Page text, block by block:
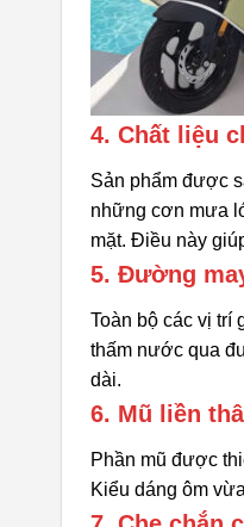
4. Chất liệu
Sản phẩm được
những cơn mưa
mặt. Điều này
5. Đường
Toàn bộ các vị trí
thấm nước qua
dài.
6. Mũ liền
Phần mũ được
Kiểu dáng ôm